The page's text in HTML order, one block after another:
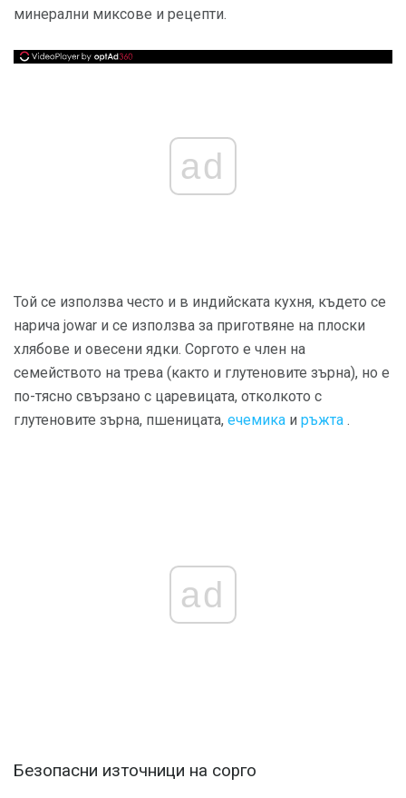
минерални миксове и рецепти.
ad
Той се използва често и в индийската кухня, където се
нарича jowar и се използва за приготвяне на плоски
хлябове и овесени ядки. Соргото е член на
семейството на трева (както и глутеновите зърна), но е
по-тясно свързано с царевицата, отколкото с
глутеновите зърна, пшеницата, ечемика и ръжта .
ad
Безопасни източници на сорго